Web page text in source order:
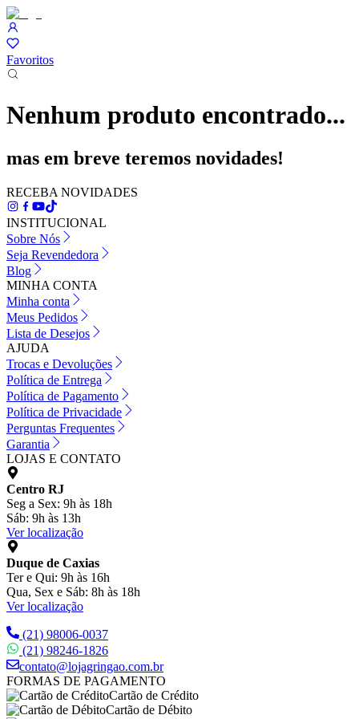
Favoritos
Nenhum produto encontrado...
mas em breve teremos novidades!
RECEBA NOVIDADES
INSTITUCIONAL
Sobre Nós
Seja Revendedora
Blog
MINHA CONTA
Minha conta
Meus Pedidos
Lista de Desejos
AJUDA
Trocas e Devoluções
Política de Entrega
Política de Pagamento
Política de Privacidade
Perguntas Frequentes
Garantia
LOJAS E CONTATO
Centro RJ
Seg a Sex: 9h às 18h
Sáb: 9h às 13h
Ver localização
Duque de Caxias
Ter e Qui: 9h às 16h
Qua, Sex e Sáb: 8h às 18h
Ver localização
(21) 98006-0037
(21) 98246-1826
contato@lojagringao.com.br
FORMAS DE PAGAMENTO
Cartão de Crédito
Cartão de Débito